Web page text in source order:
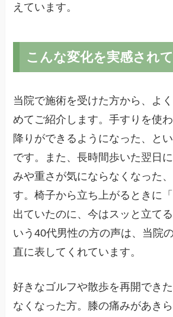
えています。
こんな変化を実感され
当院で施術を受けた方から、よ
めてご紹介します。手すりを使
降りができるようになった、と
です。また、長時間歩いた翌日
みや重さが気にならなくなった
す。椅子から立ち上がるときに
出ていたのに、今はスッと立て
いう40代男性の方の声は、当院
直に表してくれています。
好きなゴルフや散歩を再開でき
なくなった方。膝の痛みがあき